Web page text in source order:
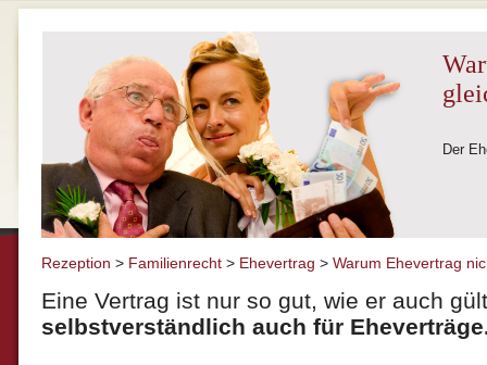
Der
Rezeption > Familienrecht> Ehevertrag > Warum Ehevertrag
Eine Vertrag ist nur so gut, wie er auch
selbstverständlich auch für